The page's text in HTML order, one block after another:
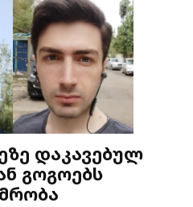
დაკავებულ
გოგოებს